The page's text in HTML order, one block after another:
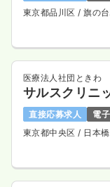
東京都品川区 / 旗の
医療法人社団ときわ
サルスクリニ
直接応募求人
電
東京都中央区 / 日本